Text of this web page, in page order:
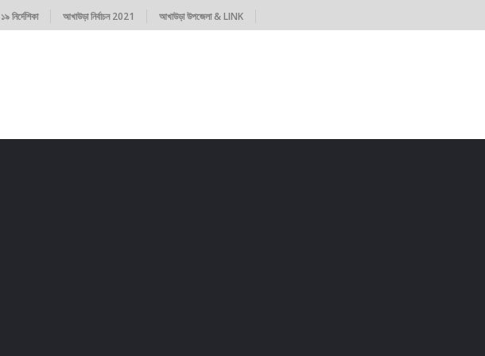
নির্দেশিকা আখাউড়া নির্বাচন 2021 আখাউড়া উপজেলা & LINK